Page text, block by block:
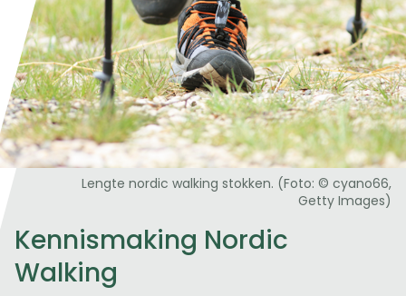
Lengte nordic walking stokken. (Foto: © cyano66,
Getty Images)
Kennismaking Nordic
Walking